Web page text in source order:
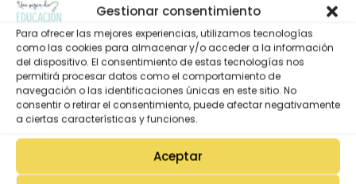
Gestionar consentimiento
Para ofrecer las mejores experiencias, utilizamos tecnologías
como las cookies para almacenar y/o acceder a la información
del dispositivo. El consentimiento de estas tecnologías nos
permitirá procesar datos como el comportamiento de
navegación o las identificaciones únicas en este sitio. No
consentir o retirar el consentimiento, puede afectar negativamente
a ciertas características y funciones.
Aceptar
¡Oferta!
LÁPIZ – MAESTRA (negro)
¡Oferta!